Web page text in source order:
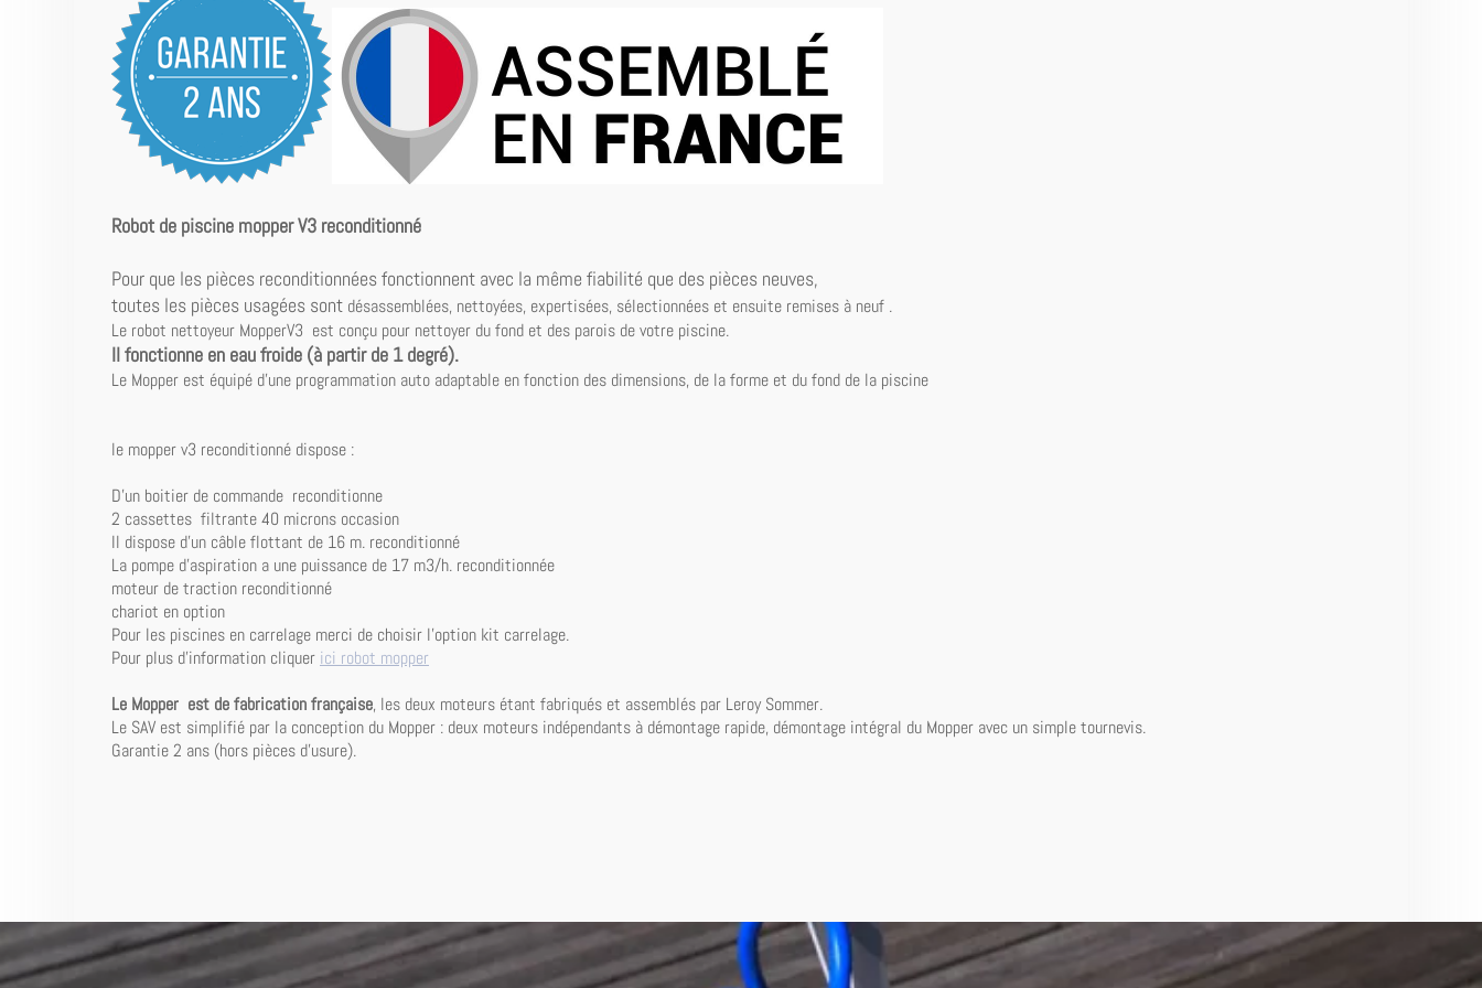
Robot de piscine mopper V3 reconditionné
Pour que les pièces reconditionnées fonctionnent avec la même fiabilité que des pièces neuves,
toutes les pièces usagées sont désassemblées, nettoyées, expertisées, sélectionnées et ensuite remises à neuf .
Le robot nettoyeur MopperV3 est conçu pour nettoyer du fond et des parois de votre piscine.
Il fonctionne en eau froide (à partir de 1 degré).
Le Mopper est équipé d'une programmation auto adaptable en fonction des dimensions, de la forme et du fond de la piscine
le mopper v3 reconditionné dispose :
D'un boitier de commande reconditionne
2 cassettes filtrante 40 microns occasion
Il dispose d'un câble flottant de 16 m. reconditionné
La pompe d'aspiration a une puissance de 17 m3/h. reconditionnée
moteur de traction reconditionné
chariot en option
Pour les piscines en carrelage merci de choisir l'option kit carrelage.
Pour plus d'information cliquer ici robot mopper
Le Mopper est de fabrication française, les deux moteurs étant fabriqués et assemblés par Leroy Sommer.
Le SAV est simplifié par la conception du Mopper : deux moteurs indépendants à démontage rapide, démontage intégral du Mopper avec un simple tournevis.
Garantie 2 ans (hors pièces d'usure).